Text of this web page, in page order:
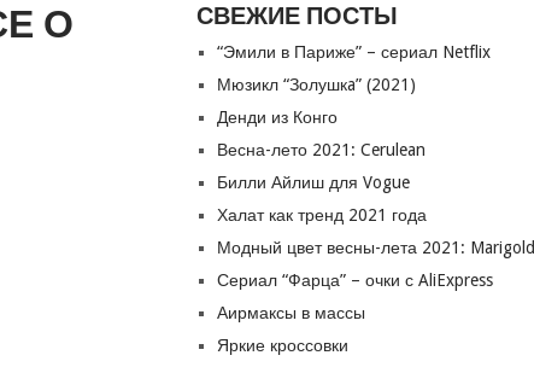
О
СВЕЖИЕ ПОСТЫ
“Эмили в Париже” – сериал Netflix
Мюзикл “Золушкa” (2021)
Денди из Конго
Весна-лето 2021: Cerulean
Билли Айлиш для Vogue
Халат как тренд 2021 года
Модный цвет весны-лета 2021: Marigold
Сериал “Фарца” – очки с AliExpress
Аирмаксы в массы
Яркие кроссовки